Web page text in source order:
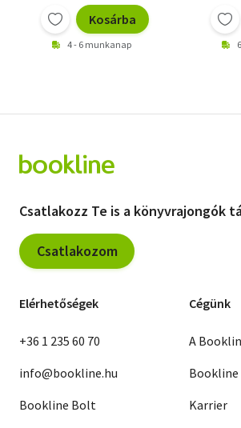
Kosárba
4 - 6 munkanap
Csatlakozz Te is a könyvrajongók
Csatlakozom
Elérhetőségek
+36 1 235 60 70
info@bookline.hu
Bookline Bolt
Cégünk
A
Bookline
Karrier